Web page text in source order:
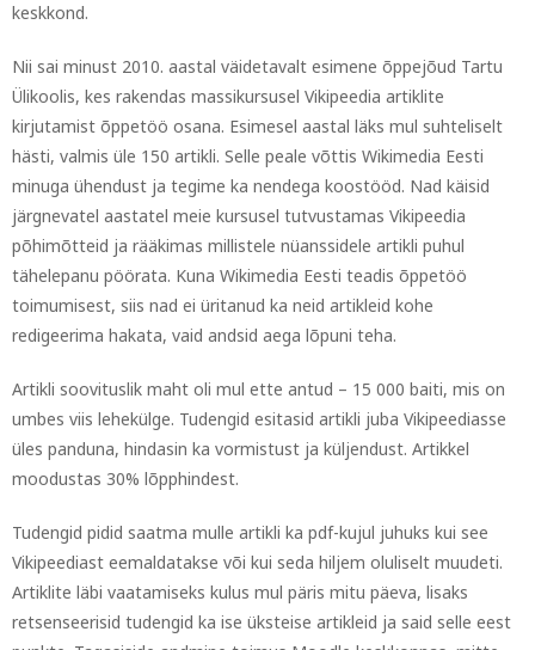
keskkond.
Nii sai minust 2010. aastal väidetavalt esimene õppejõud Tartu
Ülikoolis, kes rakendas massikursusel Vikipeedia artiklite
kirjutamist õppetöö osana. Esimesel aastal läks mul suhteliselt
hästi, valmis üle 150 artikli. Selle peale võttis Wikimedia Eesti
minuga ühendust ja tegime ka nendega koostööd. Nad käisid
järgnevatel aastatel meie kursusel tutvustamas Vikipeedia
põhimõtteid ja rääkimas millistele nüanssidele artikli puhul
tähelepanu pöörata. Kuna Wikimedia Eesti teadis õppetöö
toimumisest, siis nad ei üritanud ka neid artikleid kohe
redigeerima hakata, vaid andsid aega lõpuni teha.
Artikli soovituslik maht oli mul ette antud – 15 000 baiti, mis on
umbes viis lehekülge. Tudengid esitasid artikli juba Vikipeediasse
üles panduna, hindasin ka vormistust ja küljendust. Artikkel
moodustas 30% lõpphindest.
Tudengid pidid saatma mulle artikli ka pdf-kujul juhuks kui see
Vikipeediast eemaldatakse või kui seda hiljem oluliselt muudeti.
Artiklite läbi vaatamiseks kulus mul päris mitu päeva, lisaks
retsenseerisid tudengid ka ise üksteise artikleid ja said selle eest